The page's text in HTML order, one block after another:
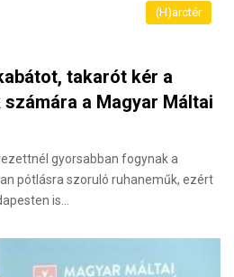
(H)arctér
takarót kér a
a Magyar Máltai
gyorsabban fogynak a
pótlásra szoruló ruhaneműk, ezért
is…